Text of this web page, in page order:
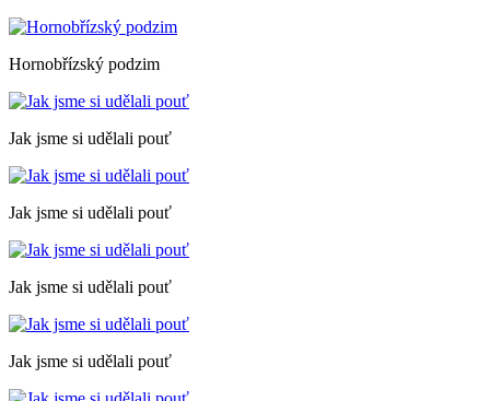
Hornobřízský podzim
Jak jsme si udělali pouť
Jak jsme si udělali pouť
Jak jsme si udělali pouť
Jak jsme si udělali pouť